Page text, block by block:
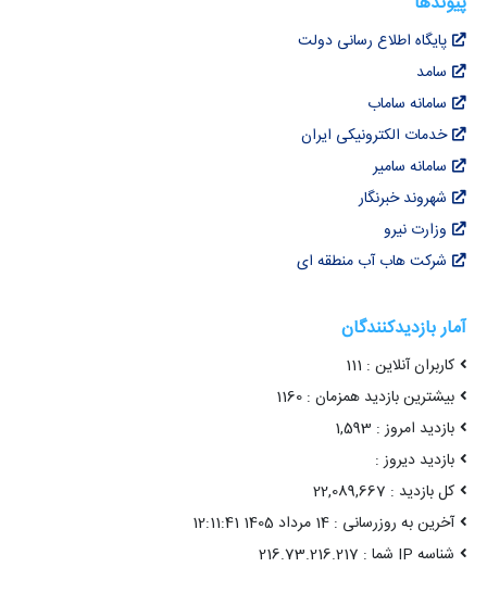
پایگاه اطلاع رسانی دولت
سامد
سامانه ساماب
خدمات الکترونیکی ایران
سامانه سامیر
شهروند خبرنگار
وزارت نیرو
شرکت هاب آب منطقه ای
آمار بازدیدکنندگان
کاربران آنلاین : 111
بیشترین بازدید همزمان : 1160
بازدید امروز : 1,593
بازدید دیروز :
کل بازدید : 22,089,667
آخرین به روزرسانی : 14 مرداد 1405 12:11:41
شناسه IP شما : 216.73.216.217